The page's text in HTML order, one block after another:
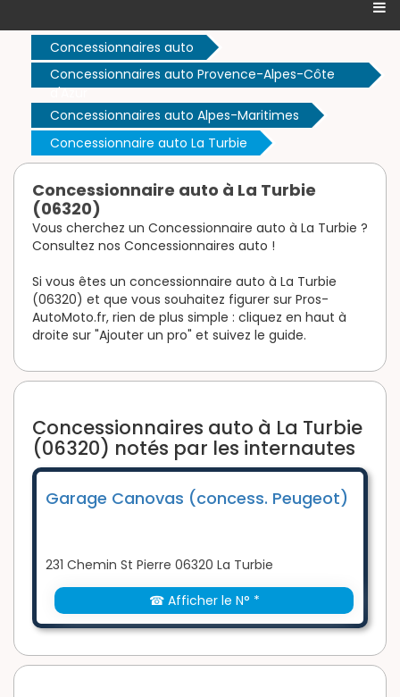
Concessionnaires auto
Concessionnaires auto Provence-Alpes-Côte
d'Azur
Concessionnaires auto Alpes-Maritimes
Concessionnaire auto La Turbie
Concessionnaire auto à La Turbie
(06320)
Vous cherchez un Concessionnaire auto à La Turbie ?
Consultez nos Concessionnaires auto !
Si vous êtes un concessionnaire auto à La Turbie
(06320) et que vous souhaitez figurer sur Pros-
AutoMoto.fr, rien de plus simple : cliquez en haut à
droite sur "Ajouter un pro" et suivez le guide.
Concessionnaires auto à La Turbie
(06320) notés par les internautes
Garage Canovas (concess. Peugeot)
231 Chemin St Pierre 06320 La Turbie
☎ Afficher le N° *